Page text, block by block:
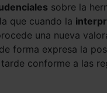
sobre la
que cuando la
una nueva
de forma expresa la
conforme a las